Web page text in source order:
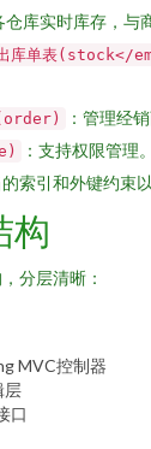
仓库实时库存，与
库单表(stock</
：管理经
：支持权限管理。
索引和外键约束
构
分层清晰：
MVC控制器
层
口